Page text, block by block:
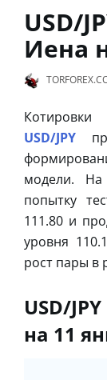
USD/
Иена
USD/JPY
модели.
попытку
111.80 и
уровня
рост пары в
USD/
на 11